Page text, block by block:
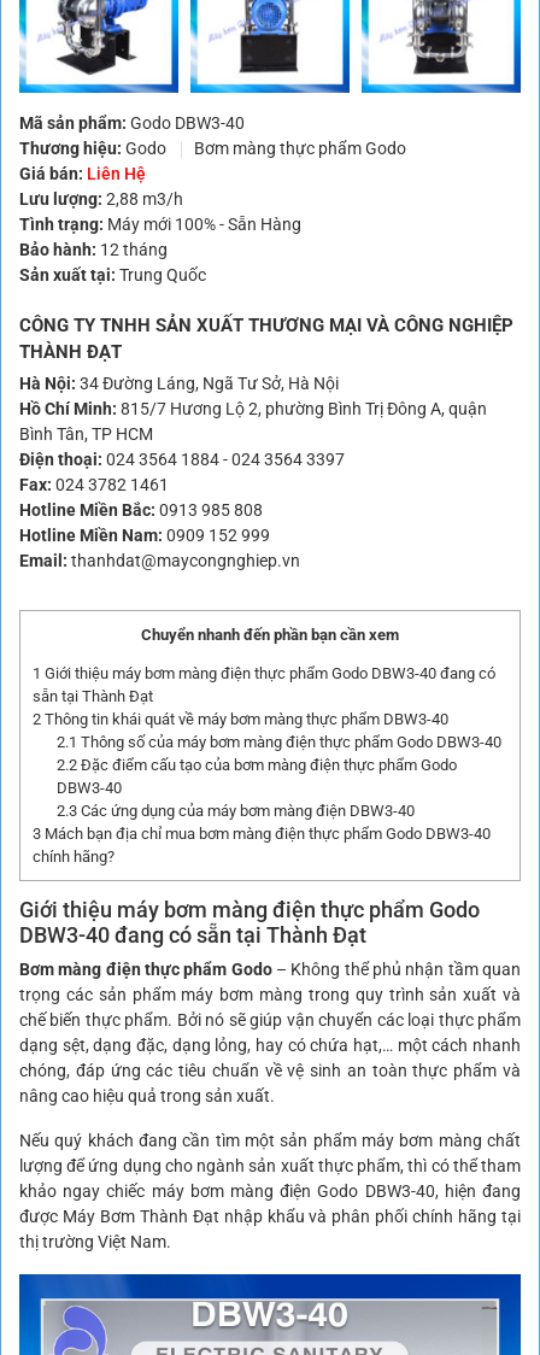
Mã sản phẩm: Godo DBW3-40
Thương hiệu: Godo
Bơm màng thực phẩm Godo
Giá bán: Liên Hệ
Lưu lượng: 2,88 m3/h
Tình trạng: Máy mới 100% - Sẵn Hàng
Bảo hành: 12 tháng
Sản xuất tại: Trung Quốc
CÔNG TY TNHH SẢN XUẤT THƯƠNG MẠI VÀ CÔNG NGHIỆP
THÀNH ĐẠT
Hà Nội: 34 Đường Láng, Ngã Tư Sở, Hà Nội
Hồ Chí Minh: 815/7 Hương Lộ 2, phường Bình Trị Đông A, quận
Bình Tân, TP HCM
Điện thoại: 024 3564 1884-024 3564 3397
Fax: 024 3782 1461
Hotline Miền Bắc: 0913 985 808
Hotline Miền Nam: 0909 152 999
Email: thanhdat@maycongnghiep.vn
Chuyển nhanh đến phần bạn cần xem
1 Giới thiệu máy bơm màng điện thực phẩm Godo DBW3-40 đang có
sẵn tại Thành Đạt
2 Thông tin khái quát về máy bơm màng thực phẩm DBW3-40
2.1 Thông số của máy bơm màng điện thực phẩm Godo DBW3-40
2.2Đặc điểm cấu tạo của bơm màng điện thực phẩm Godo
DBW3-40
2.3Các ứng dụng của máy bơm màng điện DBW3-40
3 Mách bạn địa chỉ mua bơm màng điện thực phẩm Godo DBW3-40
chính hãng?
Giới thiệu máy bơm màng điện thực phẩm Godo
DBW3-40 đang có sẵn tại Thành Đạt
Bơm màng điện thực phẩm Godo– Không thể phủ nhận tầm quan
trọng các sản phẩm máy bơm màng trong quy trình sản xuất và
chế biến thực phẩm. Bởi nó sẽ giúp vận chuyển các loại thực phẩm
dạng sệt, dạng đặc, dạng lỏng, hay có chứa hạt,… một cách nhanh
chóng, đáp ứng các tiêu chuẩn về vệ sinh an toàn thực phẩm và
nâng cao hiệu quả trong sản xuất.
Nếu quý khách đang cần tìm một sản phẩm máy bơm màng chất
lượng để ứng dụng cho ngành sản xuất thực phẩm, thì có thể tham
khảo ngay chiếc máy bơm màng điện Godo DBW3-40, hiện đang
được Máy Bơm Thành Đạt nhập khẩu và phân phối chính hãng tại
thị trường Việt Nam.